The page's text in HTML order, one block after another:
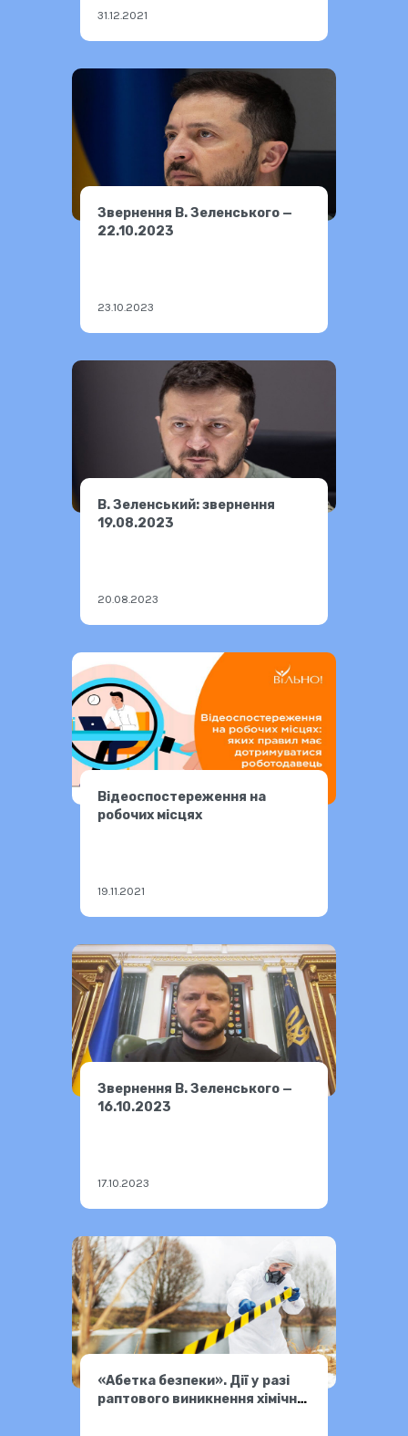
31.12.2021
Звернення В. Зеленського —
22.10.2023
23.10.2023
В. Зеленський: звернення
19.08.2023
20.08.2023
Відеоспостереження на
робочих місцях
19.11.2021
Звернення В. Зеленського —
16.10.2023
17.10.2023
«Абетка безпеки». Дії у разі
раптового виникнення хімічної